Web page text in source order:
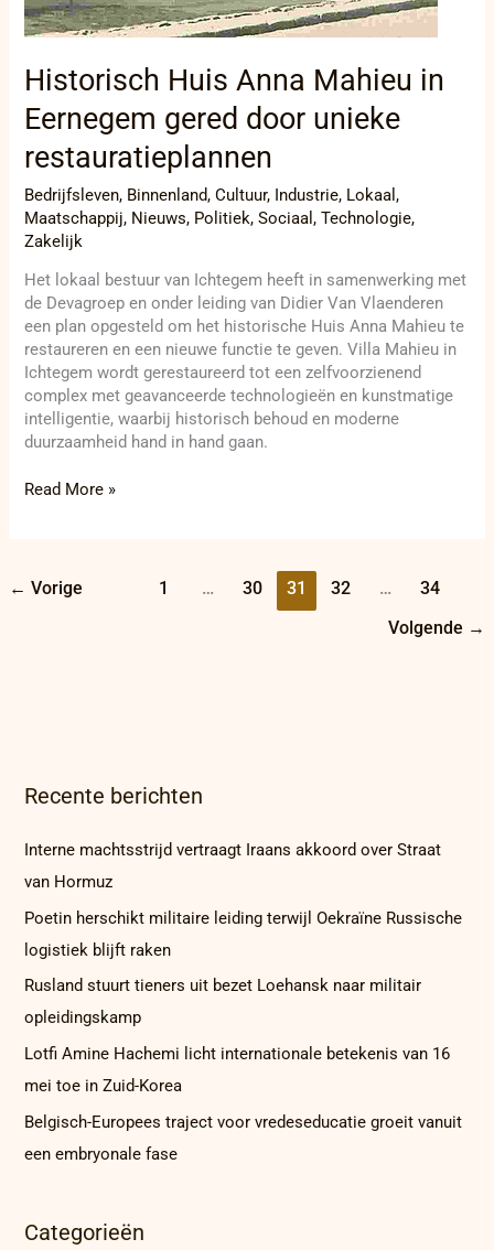
Historisch Huis Anna Mahieu in
Eernegem gered door unieke
restauratieplannen
Bedrijfsleven, Binnenland,Cultuur, Industrie, Lokaal ,
Maatschappij, Nieuws, Politiek,Sociaal ,Technologie,
Zakelijk
Het lokaal bestuur van Ichtegem heeft in samenwerking met
de Devagroep en onder leiding van Didier Van Vlaenderen
een plan opgesteld om het historische Huis Anna Mahieu te
restaureren en een nieuwe functie te geven. Villa Mahieu in
Ichtegem wordt gerestaureerd tot een zelfvoorzienend
complex met geavanceerde technologieën en kunstmatige
intelligentie, waarbij historisch behoud en moderne
duurzaamheid hand in hand gaan.
Read More »
← Vorige 1 … 30 31 32 … 34
Volgende →
Recente berichten
Interne machtsstrijd vertraagt Iraans akkoord over Straat
van Hormuz
Poetin herschikt militaire leiding terwijl Oekraïne Russische
logistiek blijft raken
Rusland stuurt tieners uit bezet Loehansk naar militair
opleidingskamp
Lotfi Amine Hachemi licht internationale betekenis van 16
mei toe in Zuid-Korea
Belgisch-Europees traject voor vredeseducatie groeit vanuit
een embryonale fase
Categorieën